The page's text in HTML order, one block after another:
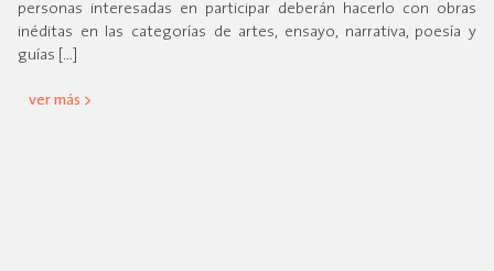
personas interesadas en participar deberán hacerlo con obras
inéditas en las categorías de artes, ensayo, narrativa, poesía y
guías […]
ver más >